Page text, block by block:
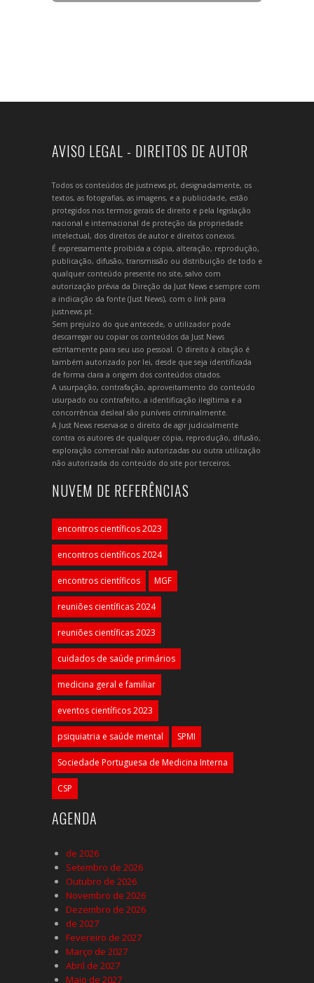
AVISO LEGAL - DIREITOS DE AUTOR
Todos os conteúdos de justnews.pt, designadamente, os
textos, as fotografias, as imagens, e a publicidade, estão
protegidos nos termos gerais de direito e pela legislação
nacional e internacional de proteção da propriedade
intelectual, dos direitos de autor e direitos conexos.
É expressamente proibida a cópia, alteração, reprodução,
publicação, difusão, transmissão ou distribuição de todo e
qualquer conteúdo presente no site, salvo com
autorização prévia da Direção da Just News e sempre com
a indicação da fonte (Just News), com o link para
justnews.pt.
Sem prejuízo do que antecede, o utilizador pode
descarregar ou copiar os conteúdos da Just News
estritamente para seu uso pessoal. O direito à citação é
também autorizado por lei, desde que seja identificada
de forma clara a origem dos conteúdos citados.
A usurpação, contrafação, aproveitamento do conteúdo
usurpado ou contrafeito, a identificação ilegítima e a
concorrência desleal são puníveis criminalmente.
A Just News reserva-se o direito de agir judicialmente
contra os autores de qualquer cópia, reprodução, difusão,
exploração comercial não autorizadas ou outra utilização
não autorizada do conteúdo do site por terceiros.
NUVEM DE REFERÊNCIAS
encontros científicos 2023
encontros científicos 2024
encontros científicos MGF
reuniões científicas 2024
reuniões científicas 2023
cuidados de saúde primários
medicina geral e familiar
eventos científicos 2023
psiquiatria e saúde mental SPMI
Sociedade Portuguesa de Medicina Interna
CSP
AGENDA
de 2026
Setembro de 2026
Outubro de 2026
Novembro de 2026
Dezembro de 2026
de 2027
Fevereiro de 2027
Março de 2027
Abril de 2027
Maio de 2027